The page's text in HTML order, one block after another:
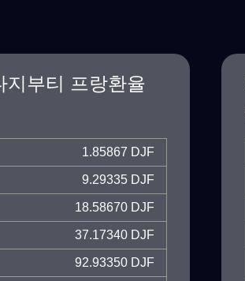
지부티 프랑환율
1.85867 DJF
9.29335 DJF
18.58670 DJF
37.17340 DJF
92.93350 DJF